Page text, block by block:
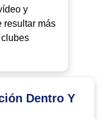
y
resultar más
Dentro Y